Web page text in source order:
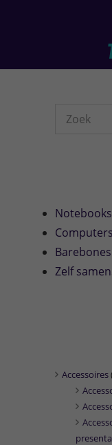
hoofd
Webshop
Computers
Barebones
Zelf
Accessoires